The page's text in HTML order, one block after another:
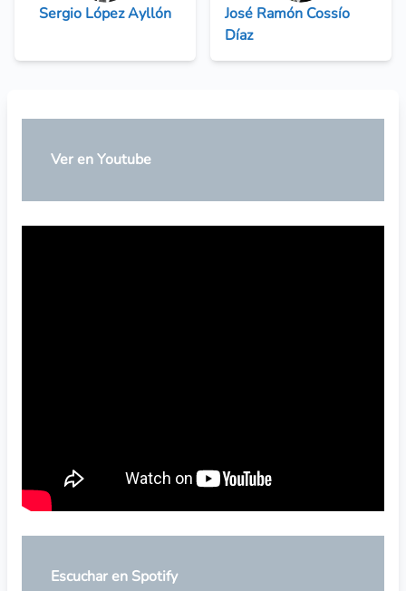
Sergio López Ayllón
José Ramón Cossío
Díaz
Ver en Youtube
Escuchar en Spotify